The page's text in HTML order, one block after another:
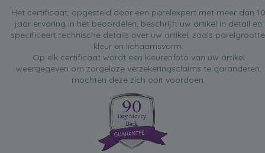
Het certificaat, opgesteld door een parelexpert met meer dan 10
jaar ervaring in het beoordelen, beschrijft uw artikel in detail en
specificeert technische details over uw artikel, zoals
kleur en lichaamsvorm.
Op elk certificaat wordt een kleurenfoto van uw artikel
weergegeven om zorgeloze verzekeringsclaims te garanderen,
mochten deze zich ooit voordoen.